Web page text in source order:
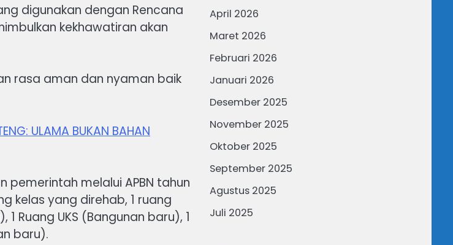
digunakan dengan Rencana
kekhawatiran akan
rasa aman dan nyaman baik
ULAMA BUKAN BAHAN
pemerintah melalui APBN tahun
kelas yang direhab, 1 ruang
Ruang UKS (Bangunan baru), 1
baru).
April 2026
Maret 2026
Februari 2026
Januari 2026
Desember 2025
November 2025
Oktober 2025
September 2025
Agustus 2025
Juli 2025